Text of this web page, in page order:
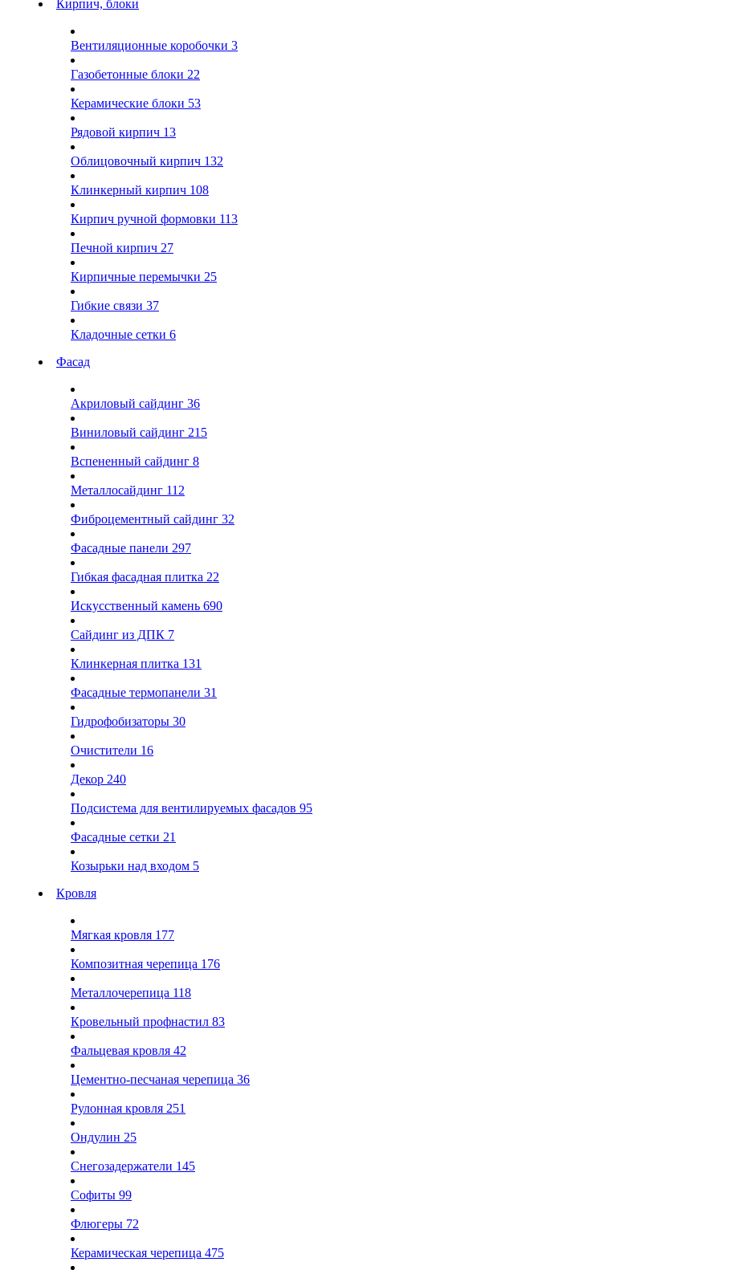
Кирпич, блоки
Вентиляционные коробочки 3
Газобетонные блоки 22
Керамические блоки 53
Рядовой кирпич 13
Облицовочный кирпич 132
Клинкерный кирпич 108
Кирпич ручной формовки 113
Печной кирпич 27
Кирпичные перемычки 25
Гибкие связи 37
Кладочные сетки 6
Фасад
Акриловый сайдинг 36
Виниловый сайдинг 215
Вспененный сайдинг 8
Металлосайдинг 112
Фиброцементный сайдинг 32
Фасадные панели 297
Гибкая фасадная плитка 22
Искусственный камень 690
Сайдинг из ДПК 7
Клинкерная плитка 131
Фасадные термопанели 31
Гидрофобизаторы 30
Очистители 16
Декор 240
Подсистема для вентилируемых фасадов 95
Фасадные сетки 21
Козырьки над входом 5
Кровля
Мягкая кровля 177
Композитная черепица 176
Металлочерепица 118
Кровельный профнастил 83
Фальцевая кровля 42
Цементно-песчаная черепица 36
Рулонная кровля 251
Ондулин 25
Снегозадержатели 145
Софиты 99
Флюгеры 72
Керамическая черепица 475